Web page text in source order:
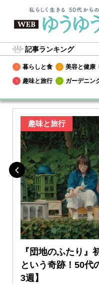
記事ランキング
暮らしと食 美容と健康
趣味と旅行
ガーデニン
趣味と旅行
『団地のふたり』
という奇跡！50代
3週】